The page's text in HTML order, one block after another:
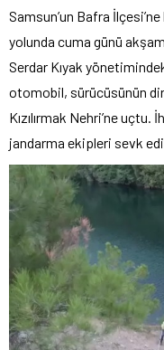
Samsun’un Bafra
yolunda cuma günü
Serdar Kıyak
otomobil, sürücüsünün
Kızılırmak Nehri’ne
jandarma ekipleri sevk